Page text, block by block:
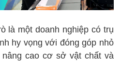
là một doanh nghiệp có trụ
hy vọng với đóng góp nhỏ
cao cơ sở vật chất và